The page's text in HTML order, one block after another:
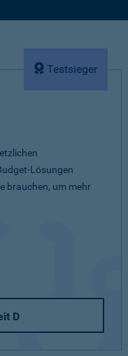
Testsieger
Lösungen
brauchen, um mehr
D